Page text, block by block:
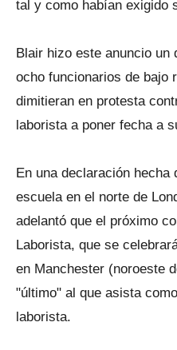
tal y como habían exigido
Blair hizo este anuncio un
ocho funcionarios de bajo
dimitieran en protesta
laborista a poner fecha a
En una declaración hecha
escuela en el norte de
adelantó que el próximo
Laborista, que se
en Manchester (noroeste
"último" al que asista
laborista.